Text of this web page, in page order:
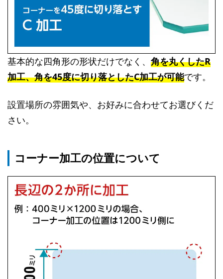
基本的な四角形の形状だけでなく、 角を丸くしたR
加工、角を45度に切り落としたC加工が可能です。
設置場所の雰囲気や、お好みに合わせてお選びくだ
さい。
コーナー加工の位置について